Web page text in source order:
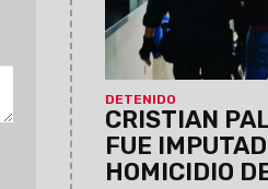
DETENIDO
CRISTIAN
FUE
HOMICIDIO
Asimismo Julio
el presunto